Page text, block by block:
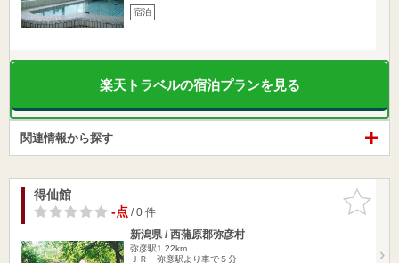
宿泊
楽天トラベルの宿泊プランを見る
関連情報から探す
お気に入
りに追加
得仙館
-点/ 0 件
新潟県 / 西蒲原郡弥彦村
弥彦駅1.22km
ＪＲ 弥彦駅より車で５分